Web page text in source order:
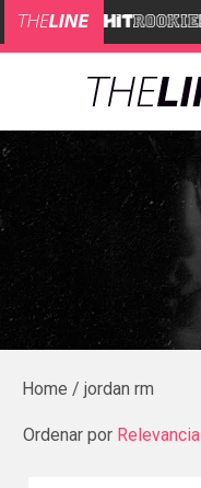
jordan rm
Ordenar por Relevancia